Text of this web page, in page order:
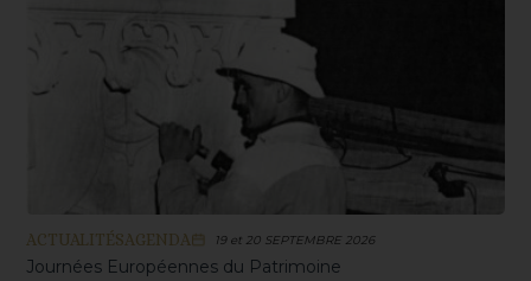
ACTUALITÉSAGENDA 19 et 20 SEPTEMBRE 2026
Journées Européennes du Patrimoine